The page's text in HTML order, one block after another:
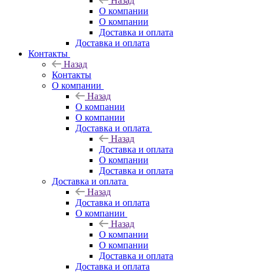
О компании
О компании
Доставка и оплата
Доставка и оплата
Контакты
Назад
Контакты
О компании
Назад
О компании
О компании
Доставка и оплата
Назад
Доставка и оплата
О компании
Доставка и оплата
Доставка и оплата
Назад
Доставка и оплата
О компании
Назад
О компании
О компании
Доставка и оплата
Доставка и оплата